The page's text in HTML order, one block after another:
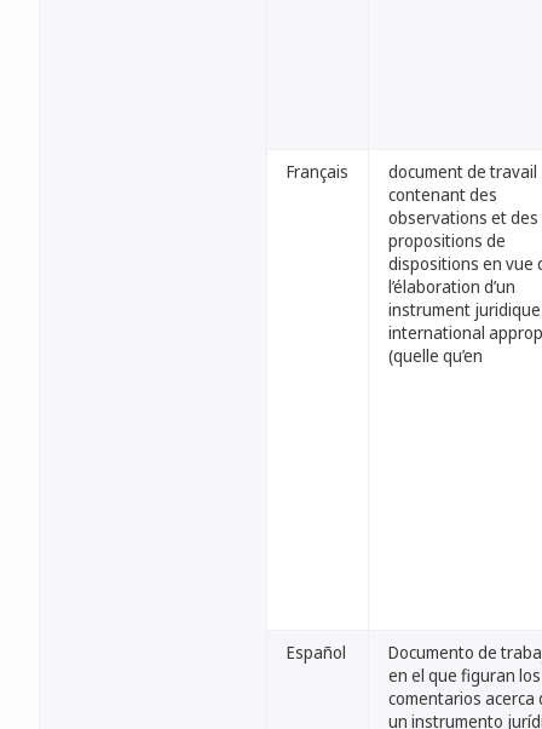
Français
document de travail
contenant des
observations et des
propositions de
dispositions en vue
l’élaboration d’un
instrument juridique
international
(quelle qu’en
Español
Documento de
en el que figuran los
comentarios acerca
un instrumento